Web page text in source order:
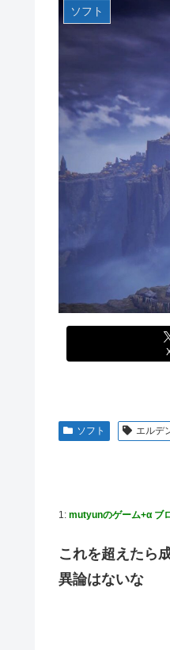
やる夫「催眠アプ
【動画】手術中に熊
江別大学生暴行ﾀﾋ″
ジャンポケ斎藤と
シャウエッセン公式
もしも日本全土が
【艦これ】E3-4のラ
【悲報】元ジャン
白戸ゆめのアナ セ
【ウマ娘】海外トレ
【画像】70年代の
【動画】地震発生時
【艦これ】これがラ
【朗報】ワンピース
【動画】地震発生時
高配当をうたった「
「ドラゴンボール」
【デレマス】 810プ
やる夫のダンジョ
【艦これ】けーかい
日本代表DF冨安健
日向坂OGの最新ラ
【画像】山ガールさ
富士登山ツアー中
【GIF動画】宮城の
秋田県職員さん、会
【衝撃】ジャンポ
海外「全部日本の
【悲報】ロシア、じ
【動画】ロシア軍
ソフト
ソフト エルデ
1: mutyunのゲーム+α ブ
これを超えたら
異論はないな